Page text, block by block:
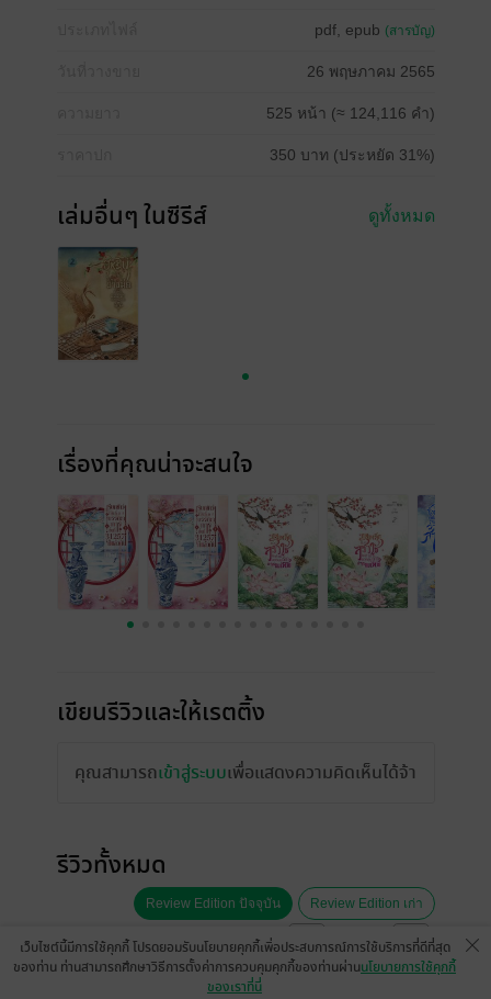
pdf, epub (สารบัญ)
26 พฤษภาคม 2565
525 หน้า (≈ 124,116 คำ)
350 บาท (ประหยัด 31%)
เล่มอื่นๆ ในซีรีส์ ดูทั้งหมด
เรื่องที่คุณน่าจะสนใจ
เขียนรีวิวและให้เรตติ้ง
คุณสามารถเข้าสู่ระบบเพื่อแสดงความคิดเห็นได้จ้า
รีวิวทั้งหมด
Review Edition เก่า
Review Edition ปัจจุบัน
เว็บไซต์นี้มีการใช้คุกกี้ โปรดยอมรับนโยบายคุกกี้เพื่อประสบการณ์การใช้บริการที่ดีที่สุด
ของท่าน ท่านสามารถศึกษาวิธีการตั้งค่าการควบคุมคุกกี้ของท่านผ่านนโยบายการใช้คุกกี้
ของเราที่นี่